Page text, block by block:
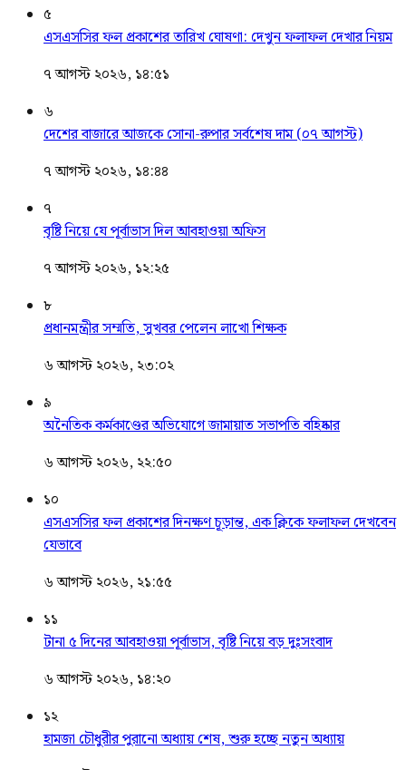
৫
এসএসসির ফল প্রকাশের তারিখ ঘোষণা: দেখুন ফলাফল দেখার নিয়ম
৭ আগস্ট ২০২৬, ১৪:৫১
৬
দেশের বাজারে আজকে সোনা-রুপার সর্বশেষ দাম (০৭ আগস্ট)
৭ আগস্ট ২০২৬, ১৪:৪৪
৭
বৃষ্টি নিয়ে যে পূর্বাভাস দিল আবহাওয়া অফিস
৭ আগস্ট ২০২৬, ১২:২৫
৮
প্রধানমন্ত্রীর সম্মতি, সুখবর পেলেন লাখো শিক্ষক
৬ আগস্ট ২০২৬, ২৩:০২
৯
অনৈতিক কর্মকাণ্ডের অভিযোগে জামায়াত সভাপতি বহিষ্কার
৬ আগস্ট ২০২৬, ২২:৫০
১০
এসএসসির ফল প্রকাশের দিনক্ষণ চূড়ান্ত, এক ক্লিকে ফলাফল দেখবেন
যেভাবে
৬ আগস্ট ২০২৬, ২১:৫৫
১১
টানা ৫ দিনের আবহাওয়া পূর্বাভাস, বৃষ্টি নিয়ে বড় দুঃসংবাদ
৬ আগস্ট ২০২৬, ১৪:২০
১২
হামজা চৌধুরীর পুরানো অধ্যায় শেষ, শুরু হচ্ছে নতুন অধ্যায়